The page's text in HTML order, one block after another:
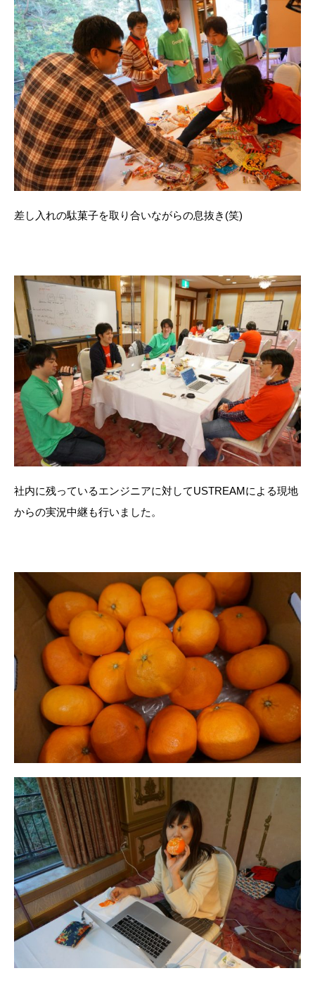
差し入れの駄菓子を取り合いながらの息抜き(笑)
社内に残っているエンジニアに対してUSTREAMによる現地
からの実況中継も行いました。